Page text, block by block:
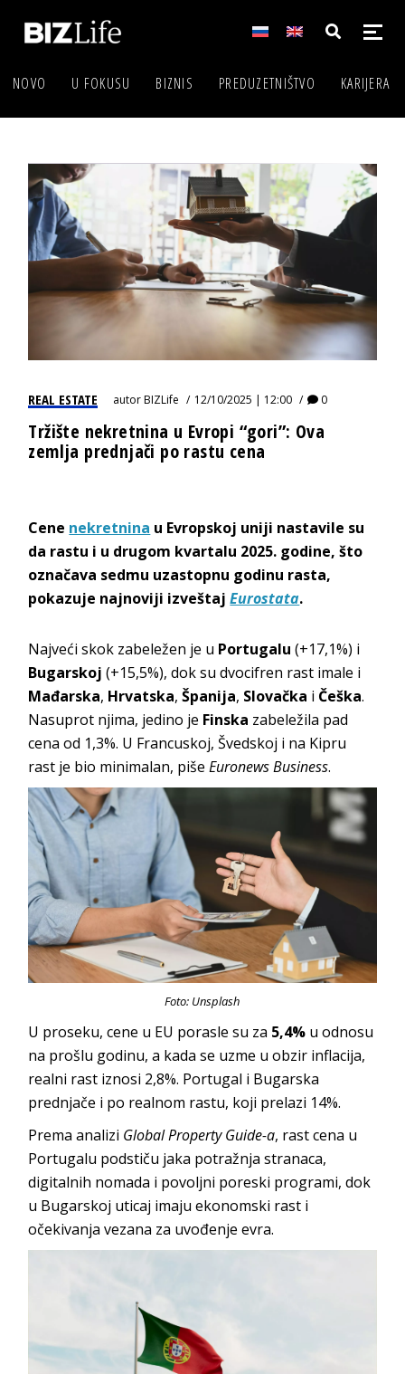
NOVO U FOKUSU BIZNIS PREDUZETNIŠTVO KARIJERA
REAL ESTATE autorBIZLife 12/10/2025 | 12:00 0
Tržište nekretnina u Evropi “gori”: Ova
zemlja prednjači po rastu cena
Cene nekretnina u Evropskoj uniji nastavile su
da rastu i u drugom kvartalu 2025. godine, što
označava sedmu uzastopnu godinu rasta,
pokazuje najnoviji izveštajEurostata.
Najveći skok zabeležen je u Portugalu (+17,1%) i
Bugarskoj (+15,5%), dok su dvocifren rast imale i
Mađarska, Hrvatska,Španija, Slovačka i Češka.
Nasuprot njima, jedino je Finska zabeležila pad
cena od 1,3%. U Francuskoj, Švedskoj i na Kipru
rast je bio minimalan, pišeEuronews Business.
Foto: Unsplash
U proseku, cene u EU porasle su za 5,4% u odnosu
na prošlu godinu, a kada se uzme u obzir inflacija,
realni rast iznosi 2,8%. Portugal i Bugarska
prednjače i po realnom rastu, koji prelazi 14%.
Prema analizi Global Property Guide-a, rast cena u
Portugalu podstiču jaka potražnja stranaca,
digitalnih nomada i povoljni poreski programi, dok
u Bugarskoj uticaj imaju ekonomski rast i
očekivanja vezana za uvođenje evra.